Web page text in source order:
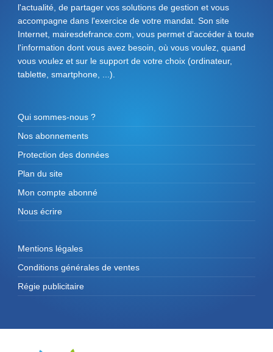
l'actualité, de partager vos solutions de gestion et vous
accompagne dans l'exercice de votre mandat. Son site
Internet, mairesdefrance.com, vous permet d’accéder à toute
l'information dont vous avez besoin, où vous voulez, quand
vous voulez et sur le support de votre choix (ordinateur,
tablette, smartphone, ...).
Qui sommes-nous ?
Nos abonnements
Protection des données
Plan du site
Mon compte abonné
Nous écrire
Mentions légales
Conditions générales de ventes
Régie publicitaire